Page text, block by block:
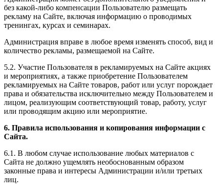
без какой-либо компенсации Пользователю размещать
рекламу на Сайте, включая информацию о проводимых
тренингах, курсах и семинарах.
Администрация вправе в любое время изменять способ, вид и
количество рекламы, размещаемой на Сайте.
5.2. Участие Пользователя в рекламируемых на Сайте акциях
и мероприятиях, а также приобретение Пользователем
рекламируемых на Сайте товаров, работ или услуг порождает
права и обязательства исключительно между Пользователем и
лицом, реализующим соответствующий товар, работу, услуг
или проводящим акцию или мероприятие.
6. Правила использования и копирования информации с
Сайта.
6.1. В любом случае использование любых материалов с
Сайта не должно ущемлять необоснованным образом
законные права и интересы Администрации и/или третьих
лиц.